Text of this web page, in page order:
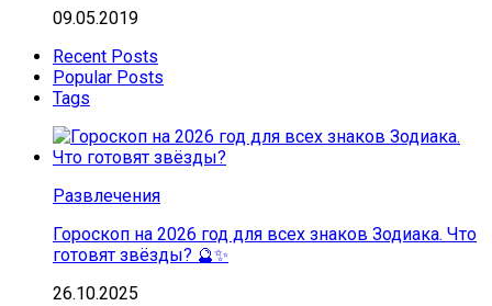
09.05.2019
Recent Posts
Popular Posts
Tags
Развлечения
Гороскоп на 2026 год для всех знаков Зодиака. Что
готовят звёзды? 🔮✨
26.10.2025